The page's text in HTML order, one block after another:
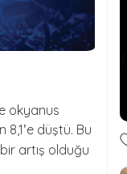
okyanus
8,1’e düştü. Bu
artış olduğu